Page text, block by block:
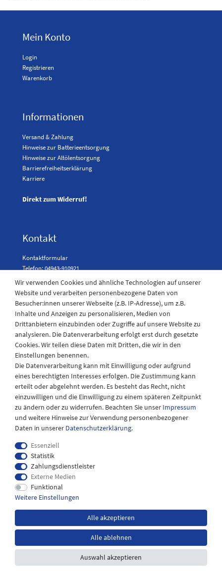
Mein Konto
Login
Registrieren
Warenkorb
Informationen
Versand & Zahlung
Hinweise zur Batterieentsorgung
Hinweise zur Altölentsorgung
Barrierefreiheitserklärung
Karriere
Direkt zum Widerruf!
Kontakt
Kontaktformular
Telefon: 04943-910921
Laden Öffnungszeiten
Montag - Freitag
08:30 - 12:30 und 13.00 - 17.30 Uhr
Samstags
08:30 bis 12:30 Uhr
Impressum
Widerrufs­recht
Versandkosten
Wir verwenden Cookies und ähnliche Technologien auf unserer
Website und verarbeiten personenbezogene Daten von
Besucher:innen unserer Webseite (z.B. IP-Adresse), um z.B.
Inhalte und Anzeigen zu personalisieren, Medien von
Drittanbietern einzubinden oder Zugriffe auf unsere Website zu
analysieren. Die Datenverarbeitung erfolgt erst durch gesetzte
Cookies. Wir teilen diese Daten mit Dritten, die wir in den
Einstellungen benennen.
Die Datenverarbeitung kann mit Einwilligung oder aufgrund
eines berechtigten Interesses erfolgen. Die Zustimmung kann
erteilt oder abgelehnt werden. Es besteht das Recht, nicht
einzuwilligen und die Einwilligung zu einem späteren Zeitpunkt
zu ändern oder zu widerrufen. Beachten Sie unser Impressum
und weitere Hinweise zur Verwendung personenbezogener
Daten in unserer Daten­schutz­erklärung.
Essenziell
Statistik
Zahlungsdienstleister
Externe Medien
Funktional
Weitere Einstellungen
Alle akzeptieren
Alle ablehnen
Auswahl akzeptieren